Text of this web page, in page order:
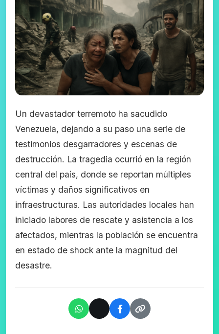
Un devastador terremoto ha sacudido
Venezuela, dejando a su paso una serie de
testimonios desgarradores y escenas de
destrucción. La tragedia ocurrió en la región
central del país, donde se reportan múltiples
víctimas y daños significativos en
infraestructuras. Las autoridades locales han
iniciado labores de rescate y asistencia a los
afectados, mientras la población se encuentra
en estado de shock ante la magnitud del
desastre.